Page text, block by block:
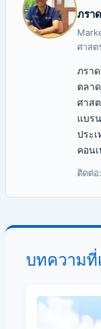
ภรา
ศาสต
ภรา
ตลา
ศาส
แบร
ประ
คอน
ติดต่อ:
บทความที่